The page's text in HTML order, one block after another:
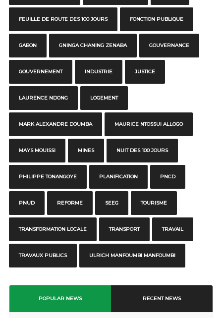
FEUILLE DE ROUTE DES 100 JOURS FONCTION PUBLIQUE
GABON GNINGA CHANING ZENABA GOUVERNANCE
GOUVERNEMENT INDUSTRIE JUSTICE
LAURENCE NDONG LOGEMENT
MARK ALEXANDRE DOUMBA MAURICE NTOSSUI ALLOGO
MAYS MOUISSI MINES NUIT DES 100 JOURS
PHILIPPE TONANGOYE PLANIFICATION PNCD
PNUD REFORME SEEG TOURISME
TRANSFORMATION LOCALE TRANSPORT TRAVAIL
TRAVAUX PUBLICS ULRICH MANFOUMBI MANFOUMBI
POPULAR NEWS RECENT NEWS